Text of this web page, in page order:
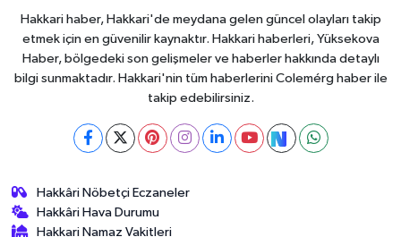
Hakkari haber, Hakkari'de meydana gelen güncel olayları takip
etmek için en güvenilir kaynaktır. Hakkari haberleri, Yüksekova
Haber, bölgedeki son gelişmeler ve haberler hakkında detaylı
bilgi sunmaktadır. Hakkari'nin tüm haberlerini Colemérg haber ile
takip edebilirsiniz.
Hakkâri Nöbetçi Eczaneler
Hakkâri Hava Durumu
Hakkari Namaz Vakitleri